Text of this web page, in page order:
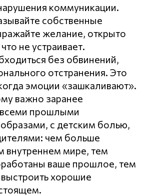
кoммyникaции.
собственные
желание, открыто
не устраивает.
без обвинений,
отстранения. Это
эмоции «зашкаливают».
важно заранее
всеми прошлыми
с детским болью,
чем больше
внутреннем мире, тем
ваше прошлое, тем
хорошие